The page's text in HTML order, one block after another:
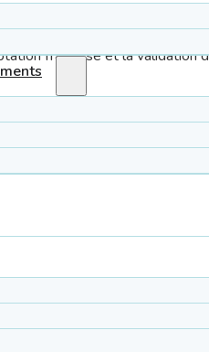
People Nursing
française et la